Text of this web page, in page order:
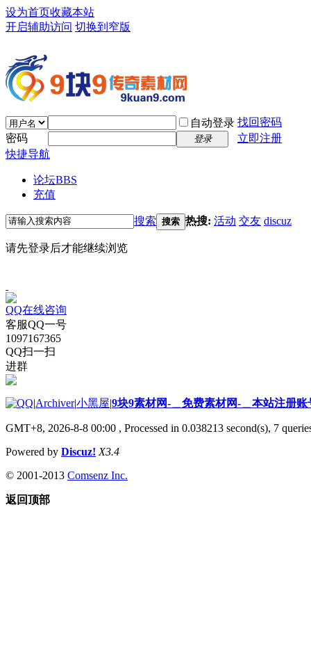
设为首页收藏本站
开启辅助访问 切换到窄版
自动登录 找回密码
密码
登录
立即注册
快捷导航
论坛BBS
充值
搜索 搜索 热搜: 活动 交友 discuz
请先登录后才能继续浏览
QQ在线咨询
客服QQ一号
1097167365
QQ扫一扫
进群
|Archiver|小黑屋|9块9素材网-＿免费素材网-＿本站注册账
GMT+8, 2026-8-8 00:00 , Processed in 0.038213 second(s), 7
Powered by Discuz! X3.4
© 2001-2013 Comsenz Inc.
返回顶部